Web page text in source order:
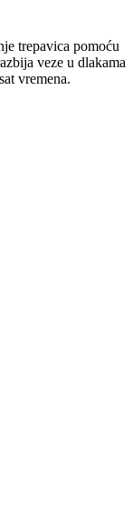
trepavica pomoću
veze u dlakama
vremena.